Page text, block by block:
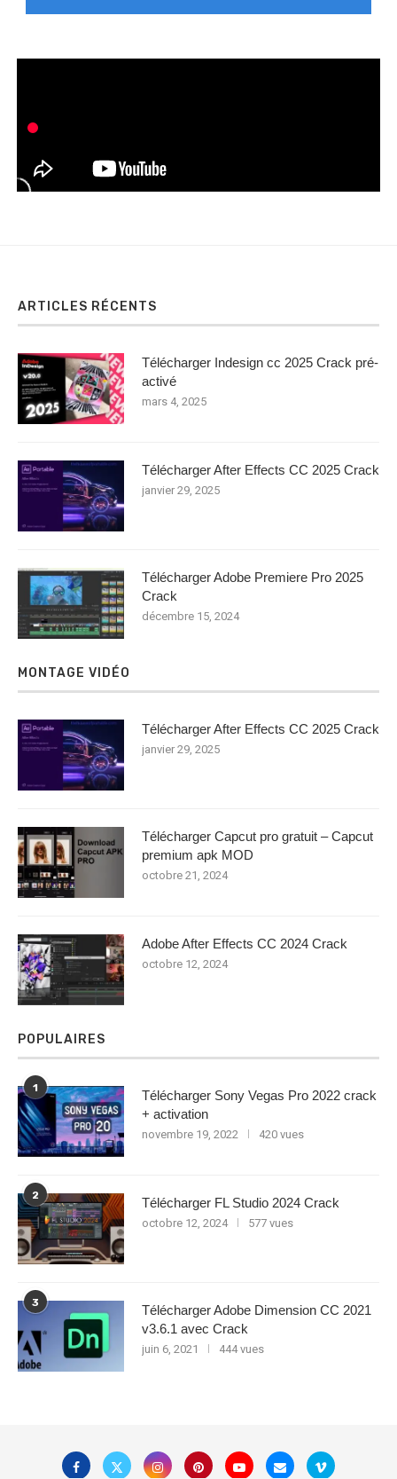
ARTICLES RÉCENTS
Télécharger Indesign cc 2025 Crack pré-
activé
mars 4, 2025
Télécharger After Effects CC 2025 Crack
janvier 29, 2025
Télécharger Adobe Premiere Pro 2025
Crack
décembre 15, 2024
MONTAGE VIDÉO
Télécharger After Effects CC 2025 Crack
janvier 29, 2025
Télécharger Capcut pro gratuit – Capcut
premium apk MOD
octobre 21, 2024
Adobe After Effects CC 2024 Crack
octobre 12, 2024
POPULAIRES
1
Télécharger Sony Vegas Pro 2022 crack
+ activation
novembre 19, 2022 420 vues
2
Télécharger FL Studio 2024 Crack
octobre 12, 2024 577 vues
3
Télécharger Adobe Dimension CC 2021
v3.6.1 avec Crack
juin 6, 2021 444 vues